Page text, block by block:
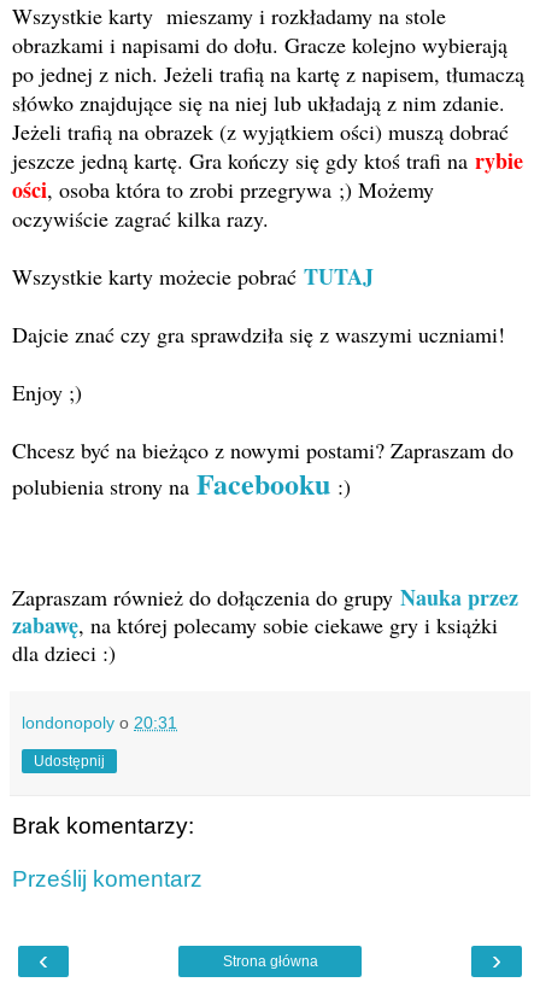
Wszystkie karty mieszamy i rozkładamy na stole
obrazkami i napisami do dołu. Gracze kolejno wybierają
po jednej z nich. Jeżeli trafią na kartę z napisem, tłumaczą
słówko znajdujące się na niej lub układają z nim zdanie.
Jeżeli trafią na obrazek (z wyjątkiem ości) muszą dobrać
jeszcze jedną kartę. Gra kończy się gdy ktoś trafi na rybie
ości, osoba która to zrobi przegrywa ;) Możemy
oczywiście zagrać kilka razy.
Wszystkie karty możecie pobrać TUTAJ
Dajcie znać czy gra sprawdziła się z waszymi uczniami!
Enjoy ;)
Chcesz być na bieżąco z nowymi postami? Zapraszam do
polubienia strony na Facebooku :)
Zapraszam również do dołączenia do grupy Nauka przez
zabawę, na której polecamy sobie ciekawe gry i książki
dla dzieci :)
londonopoly o 20:31
Udostępnij
Brak komentarzy:
Prześlij komentarz
‹ ›
Strona główna